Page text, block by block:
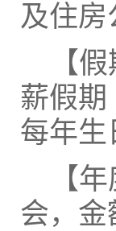
及住房
【
薪假
每年生
【
会，